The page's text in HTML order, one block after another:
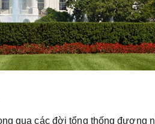
qua các đời tổng thống đương